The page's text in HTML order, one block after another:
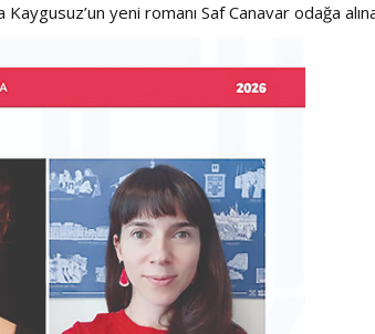
yeni romanı Saf Canavar odağa